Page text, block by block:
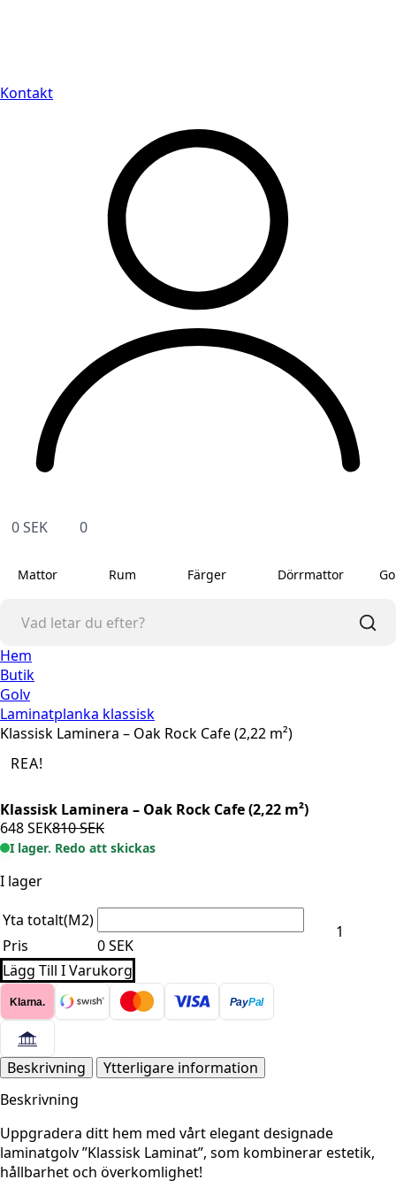
Kontakt
0SEK 0
Mattor Rum Färger Dörrmattor
Hem
Butik
Golv
Laminatplanka klassisk
Klassisk Laminera – Oak Rock Cafe (2,22 m²)
REA!
Klassisk Laminera – Oak Rock Cafe (2,22 m²)
810SEK
Det
ursprungliga
priset
var:
810 SEK.
648SEK
Det
nuvarande
priset
648 SEK.
I lager. Redo att skickas
I lager
Yta totalt(M2)
Pris
0SEK
Laminera
Lägg Till I Varukorg
Klarna. PayPal
Beskrivning
Ytterligare information
Beskrivning
Uppgradera ditt hem med vårt elegant designade
laminatgolv ”Klassisk Laminat”, som kombinerar estetik,
hållbarhet och överkomlighet!